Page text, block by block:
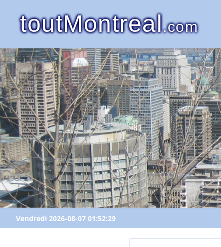
toutMontreal.com
Vendredi 2026-08-07 01:52:29